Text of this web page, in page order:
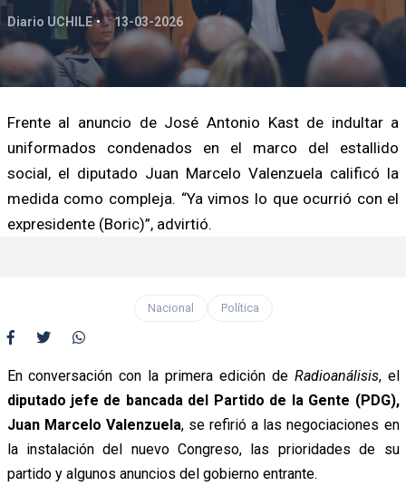
Diario UCHILE 13-03-2026
Frente al anuncio de José Antonio Kast de indultar a
uniformados condenados en el marco del estallido
social, el diputado Juan Marcelo Valenzuela calificó la
medida como compleja. “Ya vimos lo que ocurrió con el
expresidente (Boric)”, advirtió.
Nacional Política
En conversación con la primera edición de Radioanálisis, el
diputado jefe de bancada del Partido de la Gente (PDG),
Juan Marcelo Valenzuela, se refirió a las negociaciones en
la instalación del nuevo Congreso, las prioridades de su
partido y algunos anuncios del gobierno entrante.